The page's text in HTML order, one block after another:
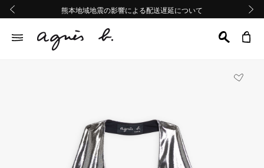
熊本地域地震の影響による配送遅延について
Summer Sale 2buy10%OFF!!
熊本地域地震の影響による配送遅延について
Summer Sale 2buy10%OFF!!